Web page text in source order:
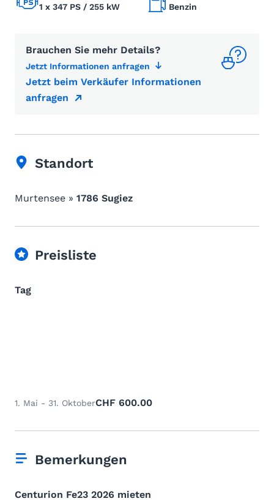
1 x 347 PS / 255 kW Benzin
Brauchen Sie mehr Details?
Jetzt Informationen anfragen
Jetzt beim Verkäufer Informationen
anfragen
Standort
Murtensee » 1786 Sugiez
Preisliste
Tag
1. Mai - 31. OktoberCHF 600.00
Bemerkungen
Centurion Fe23 2026 mieten